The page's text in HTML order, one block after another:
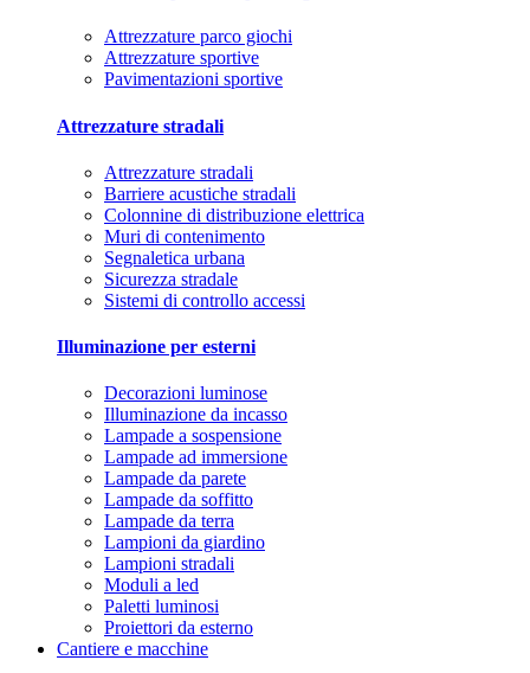
Attrezzature parco giochi
Attrezzature sportive
Pavimentazioni sportive
Attrezzature stradali
Attrezzature stradali
Barriere acustiche stradali
Colonnine di distribuzione elettrica
Muri di contenimento
Segnaletica urbana
Sicurezza stradale
Sistemi di controllo accessi
Illuminazione per esterni
Decorazioni luminose
Illuminazione da incasso
Lampade a sospensione
Lampade ad immersione
Lampade da parete
Lampade da soffitto
Lampade da terra
Lampioni da giardino
Lampioni stradali
Moduli a led
Paletti luminosi
Proiettori da esterno
Cantiere e macchine